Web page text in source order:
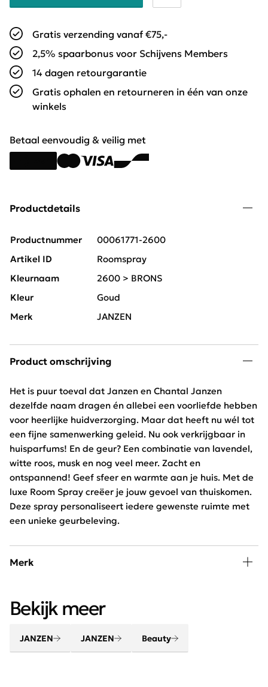
Gratis verzending vanaf €75,-
2,5% spaarbonus voor Schijvens Members
14 dagen retourgarantie
Gratis ophalen en retourneren in één van onze
winkels
Betaal eenvoudig & veilig met
Productdetails
Productnummer
00061771-2600
Artikel ID
Roomspray
Kleurnaam
2600 > BRONS
Kleur
Goud
Merk
JANZEN
Product omschrijving
Het is puur toeval dat Janzen en Chantal Janzen
dezelfde naam dragen én allebei een voorliefde hebben
voor heerlijke huidverzorging. Maar dat heeft nu wél tot
een fijne samenwerking geleid. Nu ook verkrijgbaar in
huisparfums! En de geur? Een combinatie van lavendel,
witte roos, musk en nog veel meer. Zacht en
ontspannend! Geef sfeer en warmte aan je huis. Met de
luxe Room Spray creëer je jouw gevoel van thuiskomen.
Deze spray personaliseert iedere gewenste ruimte met
een unieke geurbeleving.
Merk
producten van JANZEN. Maak van je huis een thuis met
jouw favoriete huisparfum. Creëer een gevoel van
thuiskomen.
Bekijk meer
JANZEN JANZEN Beauty